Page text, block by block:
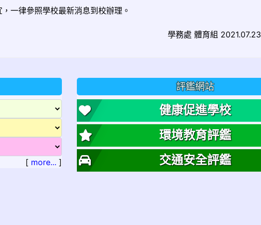
一律參照學校最新消息到校辦理。
組 2021.07.23
[ more... ]
評鑑網站
健康促進學校
環境教育評鑑
交通安全評鑑